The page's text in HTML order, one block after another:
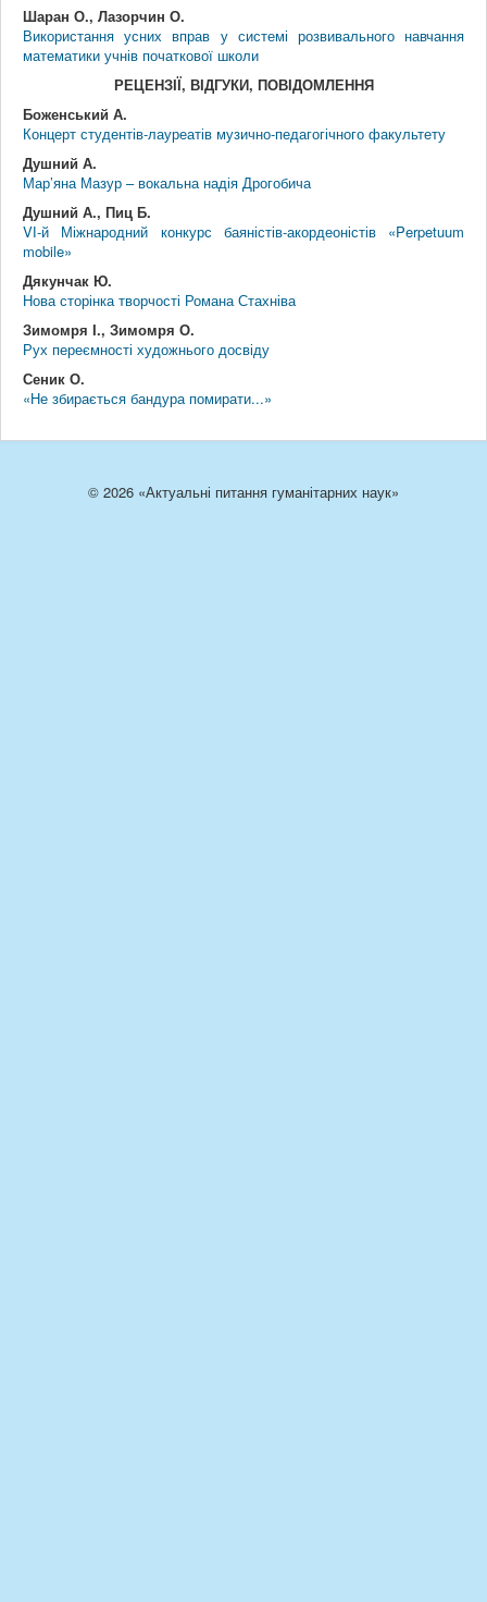
Шаран О., Лазорчин О.
Використання усних вправ у системі розвивального навчання
математики учнів початкової школи
РЕЦЕНЗІЇ, ВІДГУКИ, ПОВІДОМЛЕННЯ
Боженський А.
Концерт студентів-лауреатів музично-педагогічного факультету
Душний А.
Мар’яна Мазур – вокальна надія Дрогобича
Душний А., Пиц Б.
VІ-й Міжнародний конкурс баяністів-акордеоністів «Perpetuum
mobile»
Дякунчак Ю.
Нова сторінка творчості Романа Стахніва
Зимомря І., Зимомря О.
Рух переємності художнього досвіду
Сеник О.
«Не збирається бандура помирати...»
© 2026 «Актуальні питання гуманітарних наук»